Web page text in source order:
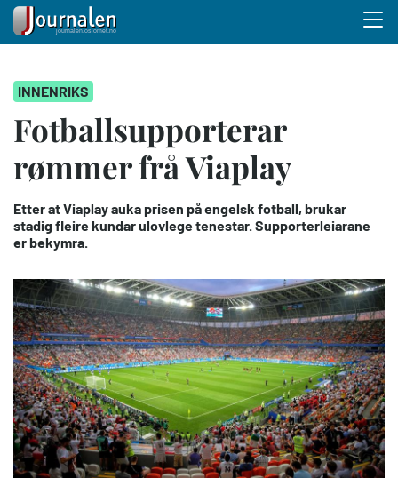
hovedinnhold
INNENRIKS
Fotballsupporterar
rømmer frå Viaplay
Etter at Viaplay auka prisen på engelsk fotball, brukar
stadig fleire kundar ulovlege tenestar. Supporterleiarane
er bekymra.